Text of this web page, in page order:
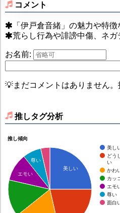
コメント
「伊戸倉音緒」の魅力や特徴
荒らし行為や誹謗中傷、ネ
お名前:
💡まだコメントはありません。
推しタグ分析
推し傾向
美し
どう
い
かわ
カッ
エモ
尊い
面白
美しい
尊い
エモい